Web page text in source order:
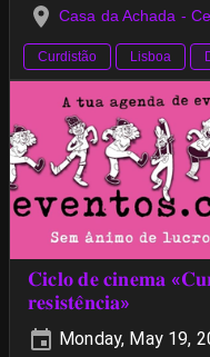
Casa da Achada -
Curdistão Lisboa
𝐂𝐢𝐜𝐥𝐨 𝐝𝐞 𝐜𝐢𝐧𝐞𝐦𝐚
𝐫𝐞𝐬𝐢𝐬𝐭𝐞̂𝐧𝐜𝐢𝐚»
Monday, May 19,